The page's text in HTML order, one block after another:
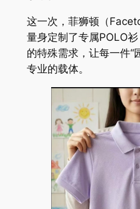
这一次，菲狮顿（
量身定制了专属POLO
的特殊需求，让每一件“
专业的载体。